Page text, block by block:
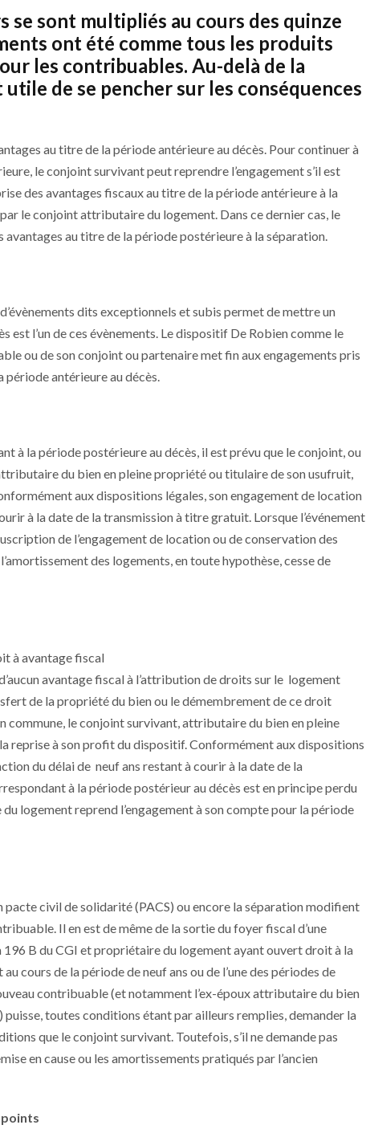
se sont multipliés au cours des quinze
ont été comme tous les produits
les contribuables. Au-delà de la
de se pencher sur les conséquences
au titre de la période antérieure au décès. Pour continuer à
le conjoint survivant peut reprendre l’engagement s’il est
des avantages fiscaux au titre de la période antérieure à la
le conjoint attributaire du logement. Dans ce dernier cas, le
au titre de la période postérieure à la séparation.
dits exceptionnels et subis permet de mettre un
est l’un de ces évènements. Le dispositif De Robien comme le
ou de son conjoint ou partenaire met fin aux engagements pris
période antérieure au décès.
à la période postérieure au décès, il est prévu que le conjoint, ou
du bien en pleine propriété ou titulaire de son usufruit,
aux dispositions légales, son engagement de location
à la date de la transmission à titre gratuit. Lorsque l’événement
de l’engagement de location ou de conservation des
des logements, en toute hypothèse, cesse de
à avantage fiscal
avantage fiscal à l’attribution de droits sur le logement
de la propriété du bien ou le démembrement de ce droit
commune, le conjoint survivant, attributaire du bien en pleine
reprise à son profit du dispositif. Conformément aux dispositions
du délai de neuf ans restant à courir à la date de la
à la période postérieur au décès est en principe perdu
logement reprend l’engagement à son compte pour la période
pacte civil de solidarité (PACS) ou encore la séparation modifient
Il en est de même de la sortie du foyer fiscal d’une
196 B du CGI et propriétaire du logement ayant ouvert droit à la
cours de la période de neuf ans ou de l’une des périodes de
contribuable (et notamment l’ex-époux attributaire du bien
toutes conditions étant par ailleurs remplies, demander la
que le conjoint survivant. Toutefois, s’il ne demande pas
en cause ou les amortissements pratiqués par l’ancien
points